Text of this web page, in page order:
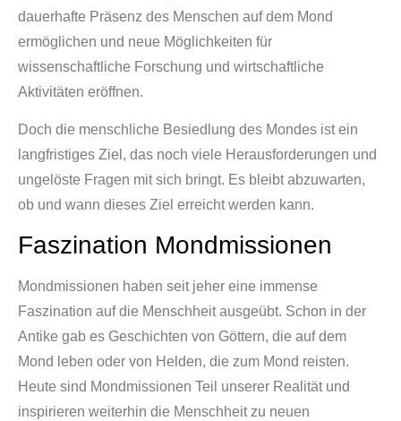
dauerhafte Präsenz des Menschen auf dem Mond
ermöglichen und neue Möglichkeiten für
wissenschaftliche Forschung und wirtschaftliche
Aktivitäten eröffnen.
Doch die menschliche Besiedlung des Mondes ist ein
langfristiges Ziel, das noch viele Herausforderungen und
ungelöste Fragen mit sich bringt. Es bleibt abzuwarten,
ob und wann dieses Ziel erreicht werden kann.
Faszination Mondmissionen
Mondmissionen haben seit jeher eine immense
Faszination auf die Menschheit ausgeübt. Schon in der
Antike gab es Geschichten von Göttern, die auf dem
Mond leben oder von Helden, die zum Mond reisten.
Heute sind Mondmissionen Teil unserer Realität und
inspirieren weiterhin die Menschheit zu neuen